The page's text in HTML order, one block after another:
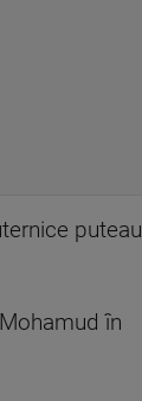
puteau
în